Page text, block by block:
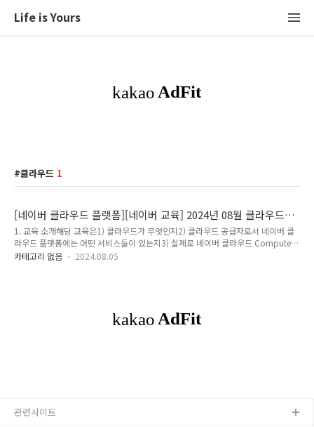
Life is Yours
클라우드 1
[네이버 클라우드 플랫폼][네이버 교육] 2024년 08월 클라우드
핸즈온 랩 후기
1. 교육 소개해당 교육은1) 클라우드가 무엇인지2) 클라우드 공급자로서 네이버 클
라우드 플랫폼에는 어떤 서비스들이 있는지3) 실제로 네이버 클라우드 Compute,
Network 서비스를 직접 경험해보는수업이라고 정리해드릴 수 있습니다. 해당 교육
라우드 플랫폼 Network 서비스 소개- 네이버 클라우드 플랫폼 Storage 서비스 소
개- 네이버 클라우드 플랫폼 Database 서비..
카테고리 없음 2024.08.05
관련사이트